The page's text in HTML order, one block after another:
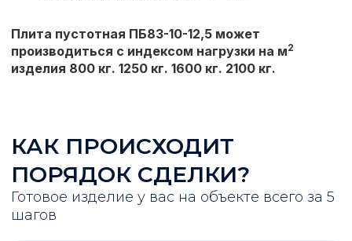
Плита пустотная ПБ83-10-12,5 может
производиться с индексом нагрузки на м2
изделия 800 кг. 1250 кг. 1600 кг. 2100 кг.
КАК ПРОИСХОДИТ
ПОРЯДОК СДЕЛКИ?
Готовое изделие у вас на объекте всего за 5
шагов